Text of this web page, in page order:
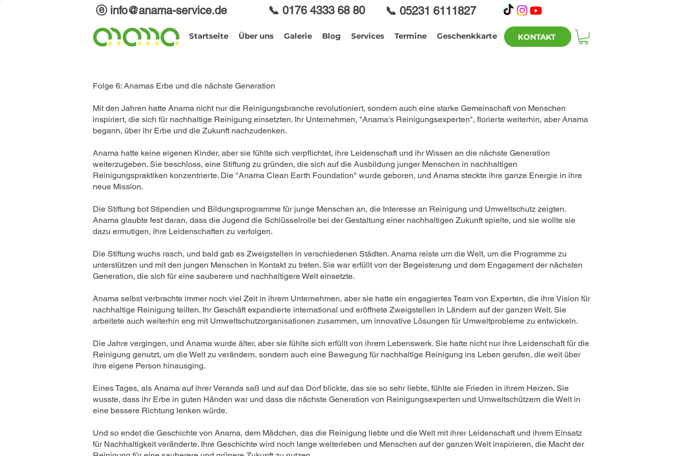
ⓔ info@anama-service.de 📞 05231 6111827
Startseite Über uns Galerie Blog Services Termine Geschenkkarte
📞 0176 4333 68 80
KONTAKT
Folge 6: Anamas Erbe und die nächste Generation
Mit den Jahren hatte Anama nicht nur die Reinigungsbranche revolutioniert, sondern auch eine starke Gemeinschaft von Menschen
inspiriert, die sich für nachhaltige Reinigung einsetzten. Ihr Unternehmen, "Anama's Reinigungsexperten", florierte weiterhin, aber Anama
begann, über ihr Erbe und die Zukunft nachzudenken.
Anama hatte keine eigenen Kinder, aber sie fühlte sich verpflichtet, ihre Leidenschaft und ihr Wissen an die nächste Generation
weiterzugeben. Sie beschloss, eine Stiftung zu gründen, die sich auf die Ausbildung junger Menschen in nachhaltigen
Reinigungspraktiken konzentrierte. Die "Anama Clean Earth Foundation" wurde geboren, und Anama steckte ihre ganze Energie in ihre
neue Mission.
Die Stiftung bot Stipendien und Bildungsprogramme für junge Menschen an, die Interesse an Reinigung und Umweltschutz zeigten.
Anama glaubte fest daran, dass die Jugend die Schlüsselrolle bei der Gestaltung einer nachhaltigen Zukunft spielte, und sie wollte sie
dazu ermutigen, ihre Leidenschaften zu verfolgen.
Die Stiftung wuchs rasch, und bald gab es Zweigstellen in verschiedenen Städten. Anama reiste um die Welt, um die Programme zu
unterstützen und mit den jungen Menschen in Kontakt zu treten. Sie war erfüllt von der Begeisterung und dem Engagement der nächsten
Generation, die sich für eine sauberere und nachhaltigere Welt einsetzte.
Anama selbst verbrachte immer noch viel Zeit in ihrem Unternehmen, aber sie hatte ein engagiertes Team von Experten, die ihre Vision für
nachhaltige Reinigung teilten. Ihr Geschäft expandierte international und eröffnete Zweigstellen in Ländern auf der ganzen Welt. Sie
arbeitete auch weiterhin eng mit Umweltschutzorganisationen zusammen, um innovative Lösungen für Umweltprobleme zu entwickeln.
Die Jahre vergingen, und Anama wurde älter, aber sie fühlte sich erfüllt von ihrem Lebenswerk. Sie hatte nicht nur ihre Leidenschaft für die
Reinigung genutzt, um die Welt zu verändern, sondern auch eine Bewegung für nachhaltige Reinigung ins Leben gerufen, die weit über
ihre eigene Person hinausging.
Eines Tages, als Anama auf ihrer Veranda saß und auf das Dorf blickte, das sie so sehr liebte, fühlte sie Frieden in ihrem Herzen. Sie
wusste, dass ihr Erbe in guten Händen war und dass die nächste Generation von Reinigungsexperten und Umweltschützern die Welt in
eine bessere Richtung lenken würde.
Und so endet die Geschichte von Anama, dem Mädchen, das die Reinigung liebte und die Welt mit ihrer Leidenschaft und ihrem Einsatz
für Nachhaltigkeit veränderte. Ihre Geschichte wird noch lange weiterleben und Menschen auf der ganzen Welt inspirieren, die Macht der